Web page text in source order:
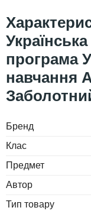
програма
навчання
Бренд
Клас
Предмет
Автор
Тип товару